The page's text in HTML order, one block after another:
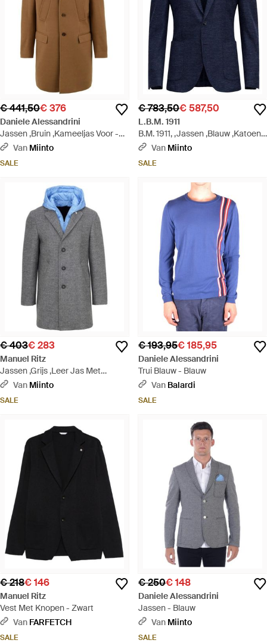
€ 441,50€ 376
Daniele Alessandrini
Jassen ,Bruin ,Kameeljas Voor -
BruinVan Miinto
SALE
€ 783,50€ 587,50
L.B.M. 1911
B.M. 1911, ,Jassen ,Blauw ,Katoen
Blauwe Regular Fit Americana
Van Miinto
SALE
€ 403€ 283
Manuel Ritz
Jassen ,Grijs ,Leer Jas Met
Afneembare Capuchon En Vest -
Van Miinto
SALE
€ 193,95€ 185,95
Daniele Alessandrini
Trui Blauw - Blauw
Van Balardi
SALE
€ 218€ 146
Manuel Ritz
Vest Met Knopen - Zwart
Van FARFETCH
SALE
€ 250€ 148
Daniele Alessandrini
Jassen - Blauw
Van Miinto
SALE